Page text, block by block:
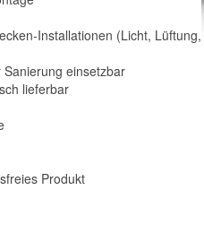
Installationen (Licht, Lüftung,
einsetzbar
lieferbar
Produkt